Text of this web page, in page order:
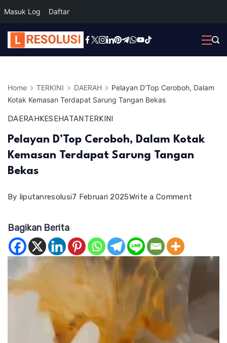
Masuk Log Daftar
Skip
to
Home TERKINI DAERAH
Pelayan D’Top Ceroboh, Dalam
Kotak Kemasan Terdapat Sarung Tangan Bekas
DAERAHKESEHATANTERKINI
Pelayan D’Top Ceroboh, Dalam Kotak
Kemasan Terdapat Sarung Tangan
Bekas
By liputanresolusi7 Februari 2025Write a Comment
Dalam
Tangan
Bagikan Berita